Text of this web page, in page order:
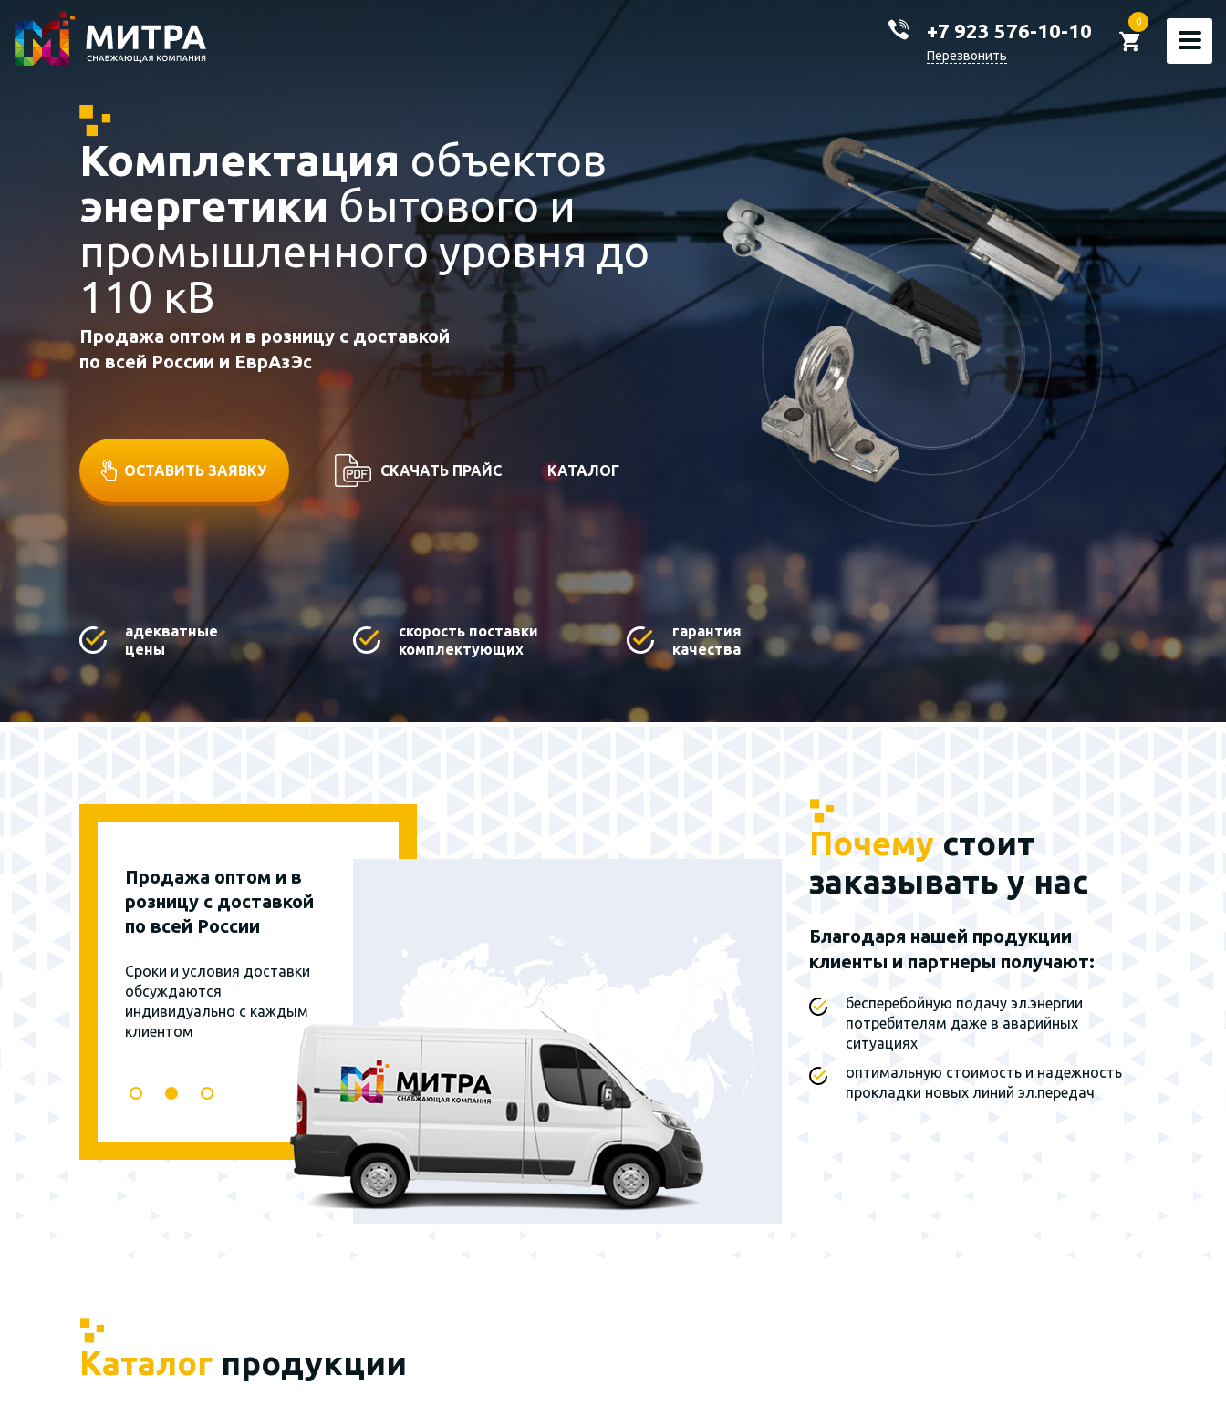
+7 923 576-10-10
Перезвонить
0
Комплектация объектов
энергетики бытового и
промышленного уровня до
110 кВ
Продажа оптом и в розницу с доставкой
по всей России и ЕврАзЭс
ОСТАВИТЬ ЗАЯВКУ СКАЧАТЬ ПРАЙС КАТАЛОГ
адекватные
цены
скорость поставки
комплектующих
гарантия
качества
Продажа оптом и в
розницу с доставкой
по всей России
Сроки и условия доставки
обсуждаются
индивидуально с каждым
клиентом
Наш эксклюзивный
партнер - группа
заводов г. Санкт-
Мы являемся
представителем завода на
территории Сибирского
федерального округа и
Почему стоит
заказывать у нас
Благодаря нашей продукции
клиенты и партнеры получают:
бесперебойную подачу эл.энергии
потребителям даже в аварийных
ситуациях
оптимальную стоимость и надежность
прокладки новых линий эл.передач
Каталог продукции